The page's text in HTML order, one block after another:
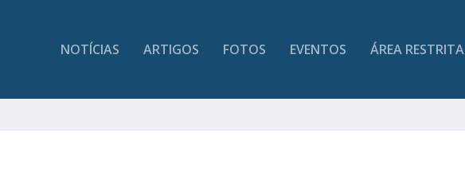
NOTÍCIAS ARTIGOS FOTOS EVENTOS ÁREA RESTRITA